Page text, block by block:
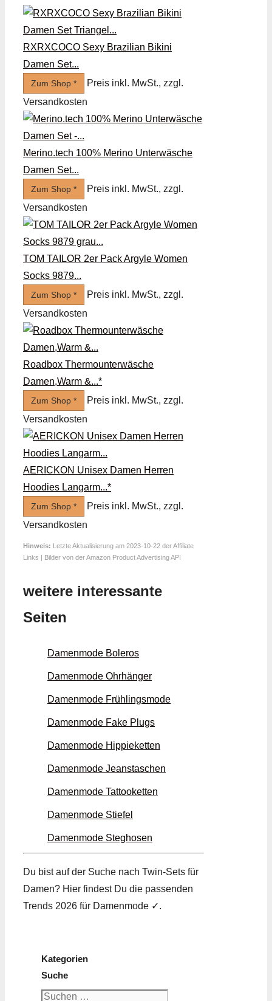
RXRXCOCO Sexy Brazilian Bikini
Damen Set...
Zum Shop *
Preis inkl. MwSt., zzgl.
Versandkosten
Merino.tech 100% Merino Unterwäsche
Damen Set...
Zum Shop *
Preis inkl. MwSt., zzgl.
Versandkosten
TOM TAILOR 2er Pack Argyle Women
Socks 9879...
Zum Shop *
Preis inkl. MwSt., zzgl.
Versandkosten
Roadbox Thermounterwäsche
Damen,Warm &...*
Zum Shop *
Preis inkl. MwSt., zzgl.
Versandkosten
AERICKON Unisex Damen Herren
Hoodies Langarm...*
Zum Shop *
Preis inkl. MwSt., zzgl.
Versandkosten
Hinweis: Letzte Aktualisierung am 2023-10-22 der Affiliate
Links | Bilder von der Amazon Product Advertising API
weitere interessante
Seiten
Damenmode Boleros
Damenmode Ohrhänger
Damenmode Frühlings­mode
Damenmode Fake Plugs
Damenmode Hippie­ketten
Damenmode Jeans­taschen
Damenmode Tattoo­ketten
Damenmode Stiefel
Damenmode Steg­hosen
Du bist auf der Suche nach Twin-Sets für
Damen? Hier findest Du die passenden
Trends 2026 für Damenmode ✓.
Kategorien
Suche
Suchen